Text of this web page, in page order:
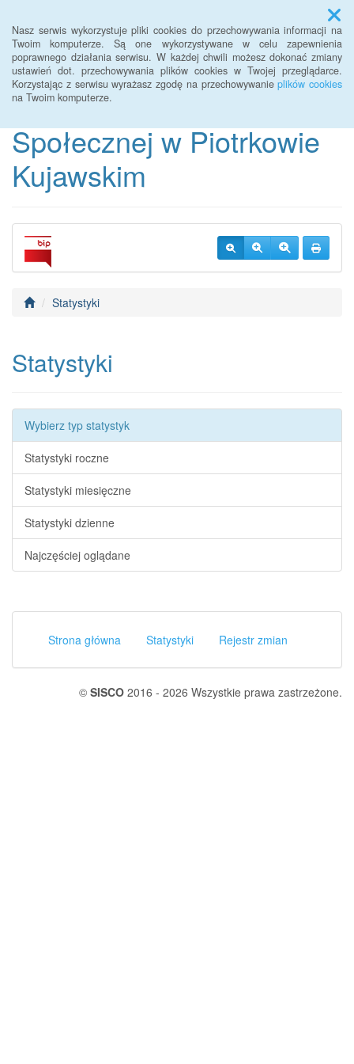
Nasz serwis wykorzystuje pliki cookies do przechowywania informacji na
Twoim komputerze. Są one wykorzystywane w celu zapewnienia
poprawnego działania serwisu. W każdej chwili możesz dokonać zmiany
ustawień dot. przechowywania plików cookies w Twojej przeglądarce.
Korzystając z serwisu wyrażasz zgodę na przechowywanieplików cookies
na Twoim komputerze.
Menu
BIP Miejsko-Gminnego
Ośrodka Pomocy
Społecznej w Piotrkowie
Kujawskim
Statystyki
Statystyki
Wybierz typ statystyk
Statystyki roczne
Statystyki miesięczne
Statystyki dzienne
Najczęściej oglądane
Strona główna Statystyki Rejestr zmian
© SISCO 2016 - 2026 Wszystkie prawa zastrzeżone.